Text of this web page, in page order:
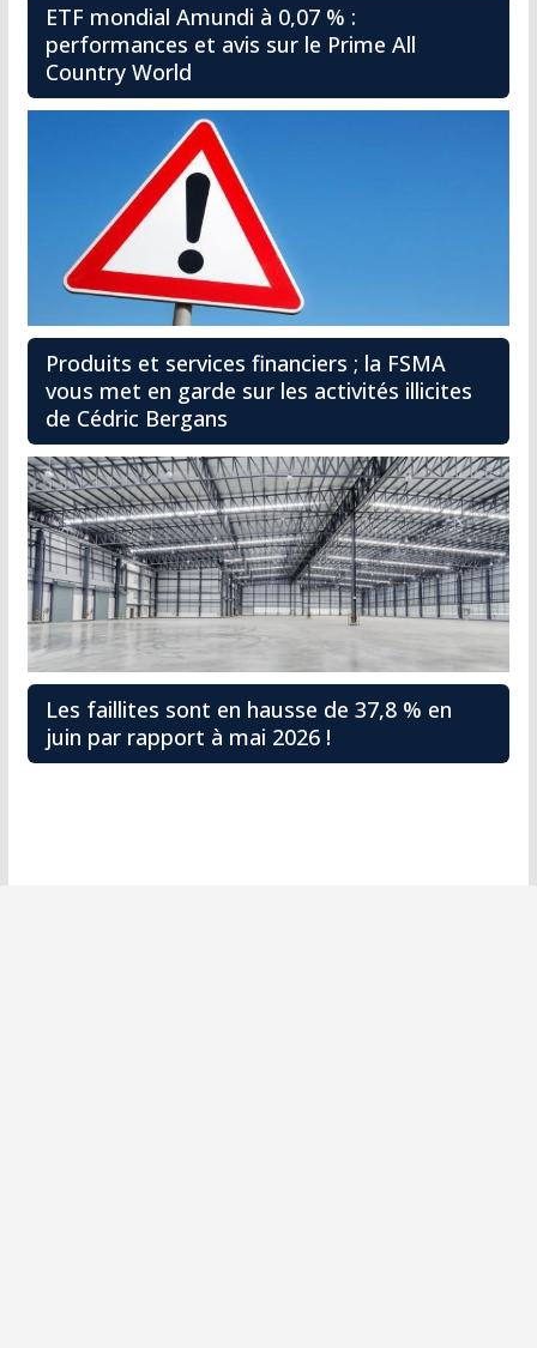
ETF mondial Amundi à 0,07 % :
performances et avis sur le Prime All
Country World
Produits et services financiers ; la FSMA
vous met en garde sur les activités illicites
de Cédric Bergans
Les faillites sont en hausse de 37,8 % en
juin par rapport à mai 2026 !